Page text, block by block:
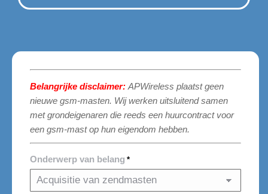
Belangrijke disclaimer: APWireless plaatst geen
nieuwe gsm-masten. Wij werken uitsluitend samen
met grondeigenaren die reeds een huurcontract voor
een gsm-mast op hun eigendom hebben.
Onderwerp van belang *